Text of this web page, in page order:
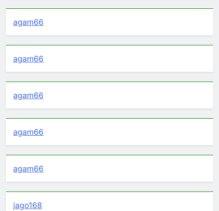
agam66
agam66
agam66
agam66
agam66
jago168